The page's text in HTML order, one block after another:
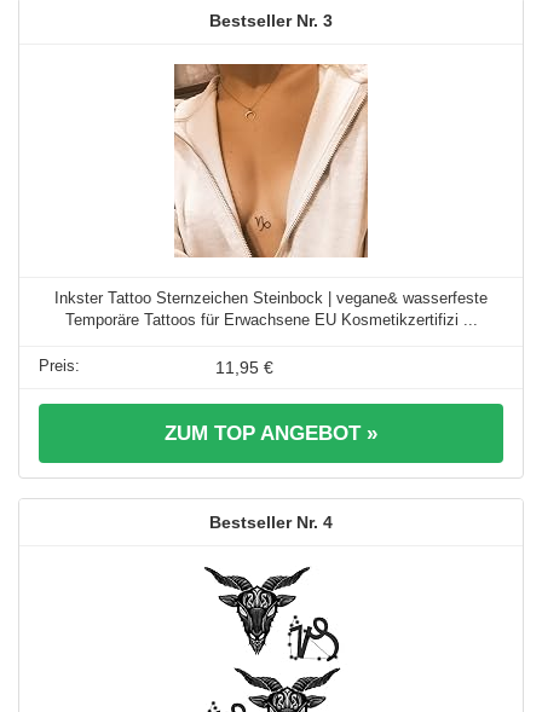
3
Inkster Tattoo Sternzeichen Steinbock | vegane& wasserfeste
Temporäre Tattoos für Erwachsene EU Kosmetikzertifizi ...
11,95 €
ZUM TOP ANGEBOT »
4